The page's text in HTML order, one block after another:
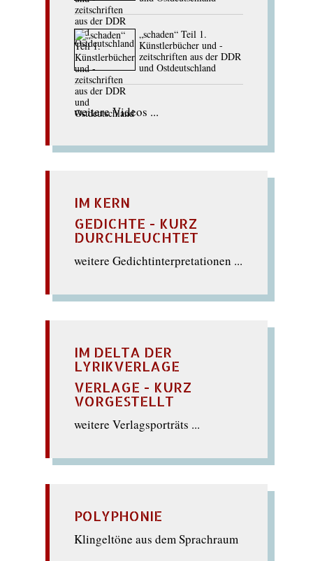
„schaden“ Teil 1.
Künstlerbücher und -
zeitschriften aus der DDR
und Ostdeutschland
weitere Videos ...
IM KERN
GEDICHTE - KURZ
DURCHLEUCHTET
weitere Gedichtinterpretationen ...
IM DELTA DER
LYRIKVERLAGE
VERLAGE - KURZ
VORGESTELLT
weitere Verlagsporträts ...
POLYPHONIE
Klingeltöne aus dem Sprachraum